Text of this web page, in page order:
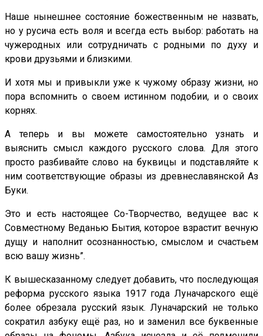
Наше нынешнее состояние божественным не назвать,
но у русича есть воля и всегда есть выбор: работать на
чужеродных или сотрудничать с родными по духу и
крови друзьями и близкими.
И хотя мы и привыкли уже к чужому образу жизни, но
пора вспомнить о своем истинном подобии, и о своих
корнях.
А теперь и вы можете самостоятельно узнать и
выяснить смысл каждого русского слова. Для этого
просто разбивайте слово на буквицы и подставляйте к
ним соответствующие образы из древнеславянской Аз
Буки.
Это и есть настоящее Со-Творчество, ведущее вас к
Совместному Веданью Бытия, которое взрастит вечную
дущу и наполнит осознанностью, смыслом и счастьем
всю вашу жизнь”.
К вышесказанному следует добавить, что последующая
реформа русского языка 1917 года Луначарского ещё
более обрезала русский язык. Луначарский не только
сократил азбуку ещё раз, но и заменил все буквенные